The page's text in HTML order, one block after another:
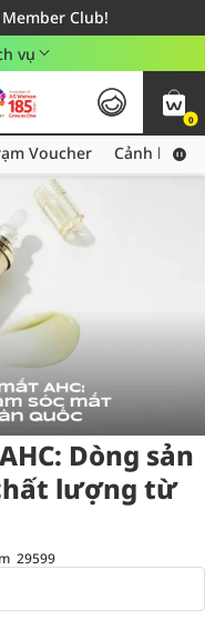
Club!
hàng từ 249,000Đ
vực TP. Hồ Chí Minh
vụ
0
Thu thập thêm voucher hot tại Trạm Voucher Voucher Cảnh báo
found
Dòng sản
lượng từ
29599